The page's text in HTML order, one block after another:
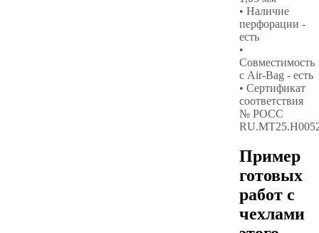
• Наличие
перфорации -
есть
•
Совместимость
с Air-Bag - есть
• Сертификат
соответствия
№ РОСС
Пример
готовых
работ с
чехлами